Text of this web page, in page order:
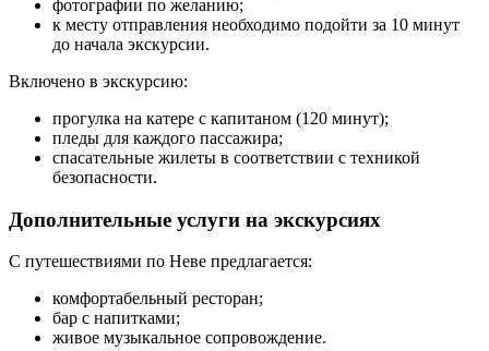
фотографии по желанию;
к месту отправления необходимо подойти за 10 минут
до начала экскурсии.
Включено в экскурсию:
прогулка на катере с капитаном (120 минут);
пледы для каждого пассажира;
спасательные жилеты в соответствии с техникой
безопасности.
Дополнительные услуги на экскурсиях
С путешествиями по Неве предлагается:
комфортабельный ресторан;
бар с напитками;
живое музыкальное сопровождение.